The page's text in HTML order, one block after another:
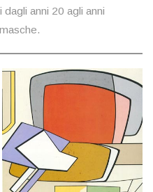
anni 20 agli anni